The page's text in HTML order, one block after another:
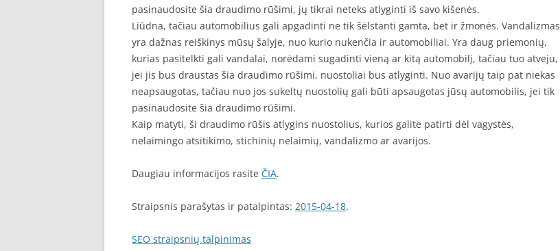
pasinaudosite šia draudimo rūšimi, jų tikrai neteks atlyginti iš savo kišenės.
Liūdna, tačiau automobilius gali apgadinti ne tik šėlstanti gamta, bet ir žmonės. Vandalizmas
yra dažnas reiškinys mūsų šalyje, nuo kurio nukenčia ir automobiliai. Yra daug priemonių,
kurias pasitelkti gali vandalai, norėdami sugadinti vieną ar kitą automobilį, tačiau tuo atveju,
jei jis bus draustas šia draudimo rūšimi, nuostoliai bus atlyginti. Nuo avarijų taip pat niekas
neapsaugotas, tačiau nuo jos sukeltų nuostolių gali būti apsaugotas jūsų automobilis, jei tik
pasinaudosite šia draudimo rūšimi.
Kaip matyti, ši draudimo rūšis atlygins nuostolius, kurios galite patirti dėl vagystės,
nelaimingo atsitikimo, stichinių nelaimių, vandalizmo ar avarijos.
Daugiau informacijos rasite ČIA.
Straipsnis parašytas ir patalpintas: 2015-04-18.
SEO straipsnių talpinimas